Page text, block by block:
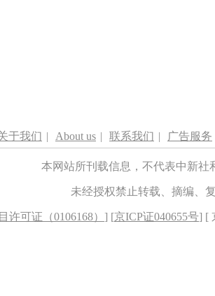
于我们 | About us | 联系我们 | 广告服务
本网站所刊载信息，不代表中新
未经授权禁止转载、摘编、
许可证（0106168） ] [京ICP证040655号] [